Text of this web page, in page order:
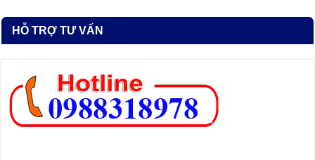
HỖ TRỢ TƯ VẤN